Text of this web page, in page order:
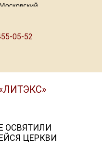
05-52
ОСВЯТИЛИ
ЦЕРКВИ